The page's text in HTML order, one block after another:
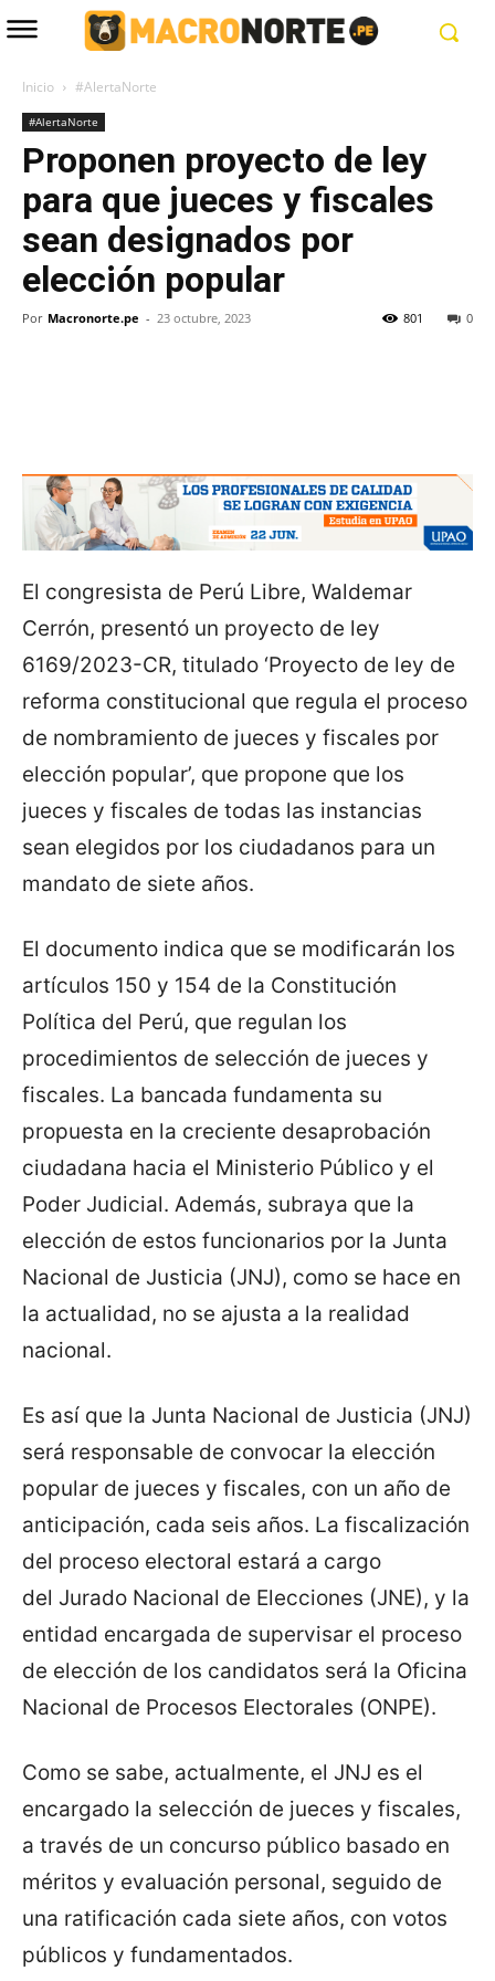
Inicio #AlertaNorte
#AlertaNorte
Proponen proyecto de ley
para que jueces y fiscales
sean designados por
elección popular
Por Macronorte.pe - 23 octubre, 2023 0
801
El congresista de Perú Libre, Waldemar
Cerrón, presentó un proyecto de ley
6169/2023-CR, titulado ‘Proyecto de ley de
reforma constitucional que regula el proceso
de nombramiento de jueces y fiscales por
elección popular’, que propone que los
jueces y fiscales de todas las instancias
sean elegidos por los ciudadanos para un
mandato de siete años.
El documento indica que se modificarán los
artículos 150 y 154 de la Constitución
Política del Perú, que regulan los
procedimientos de selección de jueces y
fiscales. La bancada fundamenta su
propuesta en la creciente desaprobación
ciudadana hacia el Ministerio Público y el
Poder Judicial. Además, subraya que la
elección de estos funcionarios por la Junta
Nacional de Justicia (JNJ), como se hace en
la actualidad, no se ajusta a la realidad
nacional.
Es así que la Junta Nacional de Justicia (JNJ)
será responsable de convocar la elección
popular de jueces y fiscales, con un año de
anticipación, cada seis años. La fiscalización
del proceso electoral estará a cargo
del Jurado Nacional de Elecciones (JNE), y la
entidad encargada de supervisar el proceso
de elección de los candidatos será la Oficina
Nacional de Procesos Electorales (ONPE).
Como se sabe, actualmente, el JNJ es el
encargado la selección de jueces y fiscales,
a través de un concurso público basado en
méritos y evaluación personal, seguido de
una ratificación cada siete años, con votos
públicos y fundamentados.